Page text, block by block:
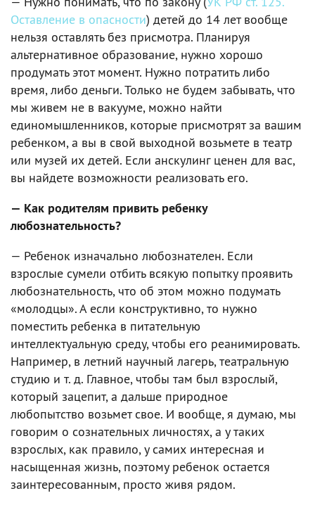
Оставление в опасности) детей до 14 лет вообще
нельзя оставлять без присмотра. Планируя
альтернативное образование, нужно хорошо
продумать этот момент. Нужно потратить либо
время, либо деньги. Только не будем забывать, что
мы живем не в вакууме, можно найти
единомышленников, которые присмотрят за вашим
ребенком, а вы в свой выходной возьмете в театр
или музей их детей. Если анскулинг ценен для вас,
вы найдете возможности реализовать его.
— Как родителям привить ребенку
любознательность?
— Ребенок изначально любознателен. Если
взрослые сумели отбить всякую попытку проявить
любознательность, что об этом можно подумать
«молодцы». А если конструктивно, то нужно
поместить ребенка в питательную
интеллектуальную среду, чтобы его реанимировать.
Например, в летний научный лагерь, театральную
студию и т. д. Главное, чтобы там был взрослый,
который зацепит, а дальше природное
любопытство возьмет свое. И вообще, я думаю, мы
говорим о сознательных личностях, а у таких
взрослых, как правило, у самих интересная и
насыщенная жизнь, поэтому ребенок остается
заинтересованным, просто живя рядом.